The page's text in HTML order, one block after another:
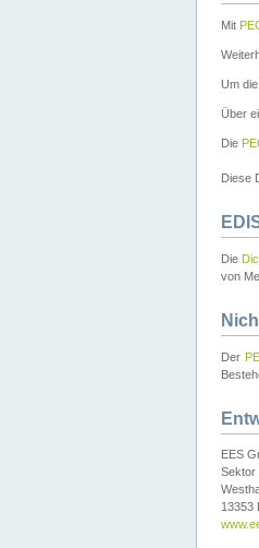
Mit
Um die
Über
Die
Diese
Die
von
Der
EES
Sektor
13353